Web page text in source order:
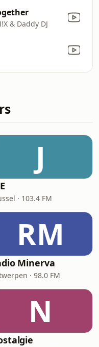
& Daddy DJ
J
· 103.4 FM
RM
Minerva
· 98.0 FM
N